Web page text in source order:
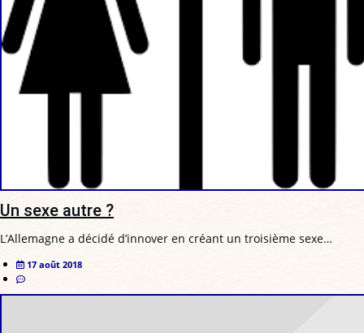
Un sexe autre ?
L’Allemagne a décidé d’innover en créant un troisième sexe…
17 août 2018